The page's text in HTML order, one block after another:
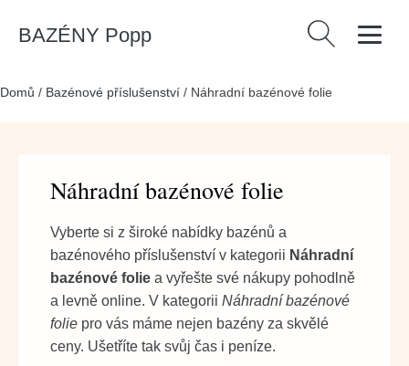
BAZÉNY Popp Vyhledávání
Domů / Bazénové příslušenství / Náhradní bazénové folie
Náhradní bazénové folie
Vyberte si z široké nabídky bazénů a
bazénového příslušenství v kategorii Náhradní
bazénové folie a vyřešte své nákupy pohodlně
a levně online. V kategorii Náhradní bazénové
folie pro vás máme nejen bazény za skvělé
ceny. Ušetříte tak svůj čas i peníze.